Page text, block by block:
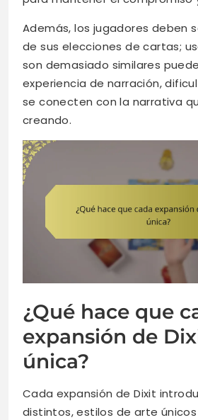
Además, los jugadores deben
de sus elecciones de cartas;
son demasiado similares
experiencia de narración,
se conecten con la narrativa
creando.
¿Qué hace que
expansión de
única?
Cada expansión de Dixit
distintos, estilos de arte